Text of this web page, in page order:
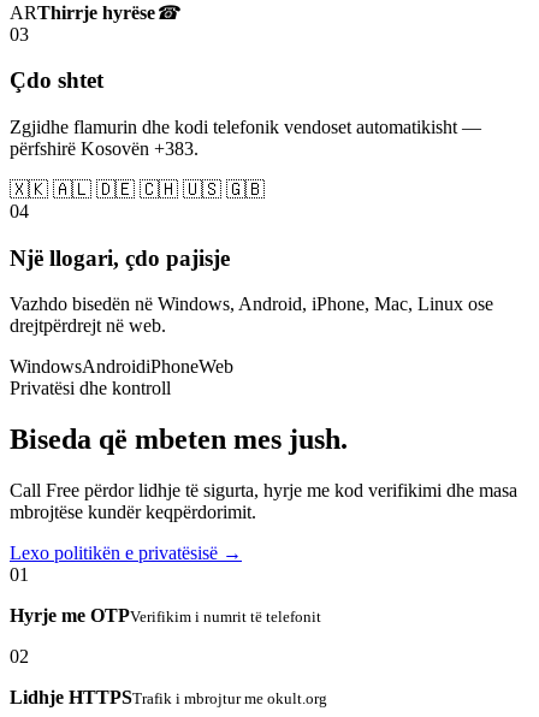
ARThirrje hyrëse☎
03
Çdo shtet
Zgjidhe flamurin dhe kodi telefonik vendoset automatikisht —
përfshirë Kosovën +383.
🇽🇰 🇦🇱 🇩🇪 🇨🇭 🇺🇸 🇬🇧
04
Një llogari, çdo pajisje
Vazhdo bisedën në Windows, Android, iPhone, Mac, Linux ose
drejtpërdrejt në web.
WindowsAndroidiPhoneWeb
Privatësi dhe kontroll
Biseda që mbeten mes jush.
Call Free përdor lidhje të sigurta, hyrje me kod verifikimi dhe masa
mbrojtëse kundër keqpërdorimit.
Lexo politikën e privatësisë →
01
Hyrje me OTPVerifikim i numrit të telefonit
02
Lidhje HTTPSTrafik i mbrojtur me okult.org